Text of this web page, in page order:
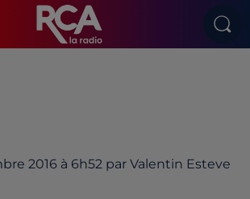
2016 à 6h52 par Valentin Esteve